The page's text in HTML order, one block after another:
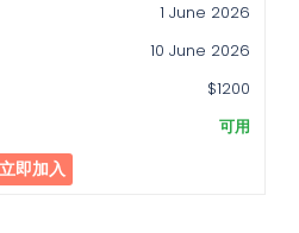
1 June 2026
10 June 2026
$1200
可用
立即加入